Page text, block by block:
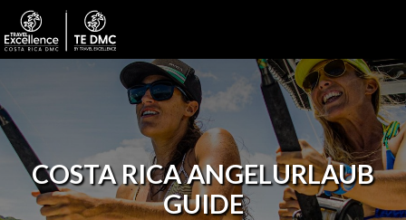
COSTA RICA ANGELURLAUB
GUIDE